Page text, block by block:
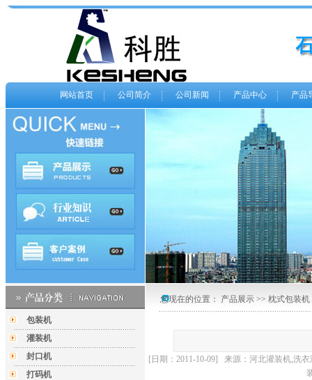
网站首页 公司简介 公司新闻 产品中心 产品
包装机
灌装机
封口机
打码机
您现在的位置： 产品展示 >> 枕式包装机
[日期：2011-10-09] 来源：河北灌装机,洗